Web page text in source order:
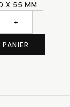
X 55 MM
+